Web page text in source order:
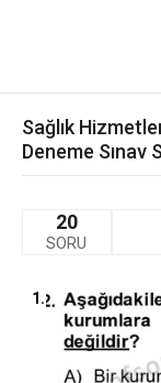
Sağlık
Deneme Sınav
20
SORU
1.